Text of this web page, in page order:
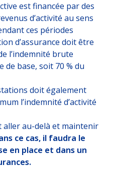
est financée par des
d’activité au sens
ces périodes
d’assurance doit être
l’indemnité brute
de base, soit 70 % du
doit également
l’indemnité d’activité
aller au-delà et maintenir
ce cas, il faudra le
en place et dans un